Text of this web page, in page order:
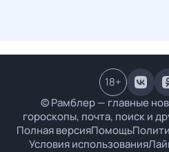
© Рамблер — главные
гороскопы, почта, поиск и
Полная версияПомощь
Условия использования
18+